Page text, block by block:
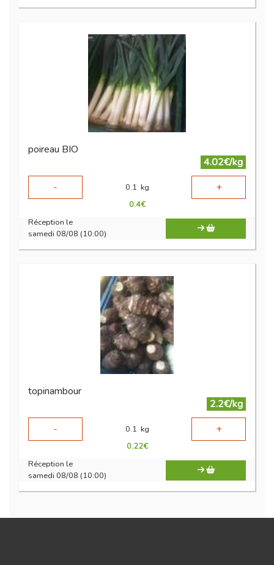
poireau BIO
4.02€/kg
-
0.1 kg +
0.4€
Réception le
samedi 08/08 (10:00)
topinambour
2.2€/kg
-
0.1 kg +
0.22€
Réception le
samedi 08/08 (10:00)